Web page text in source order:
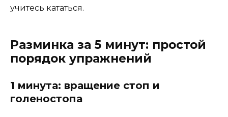
учитесь кататься.
Разминка за 5 минут: простой
порядок упражнений
1 минута: вращение стоп и
голеностопа